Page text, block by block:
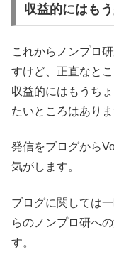
収益的にはも
これからノンプロ
すけど、正直なとこ
収益的にはもうち
たいところはありま
発信をブログから
気がします。
ブログに関しては
らのノンプロ研へ
す。